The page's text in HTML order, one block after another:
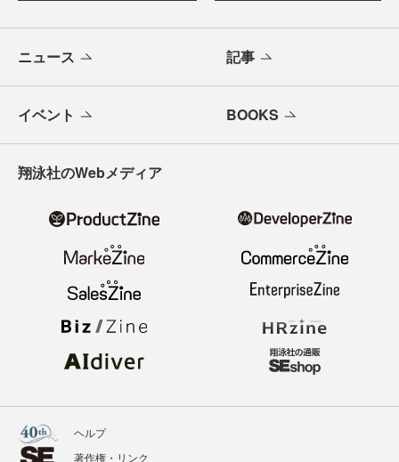
ニュース 記事
イベント BOOKS
翔泳社のWebメディア
ヘルプ
著作権・リンク